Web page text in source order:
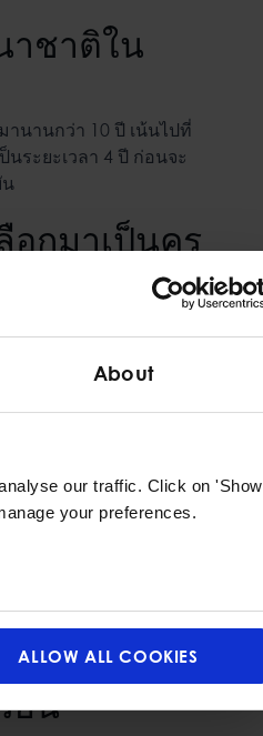
About
our traffic. Click on 'Show
your preferences.
ALLOW ALL COOKIES
าชาติใน
นานกว่า 10 ปี เน้นไปที่
ระยะเวลา 4 ปี ก่อนจะ
น
อกมาเป็นครู
น เพื่อที่พวกเขาจะได้
เป็นสิ่งที่คุ้มค่าและสร้าง
ใจ” คุณครูมารีเชื่อว่า
ยนรู้ได้ ทำให้เธอมุ่งมั่น